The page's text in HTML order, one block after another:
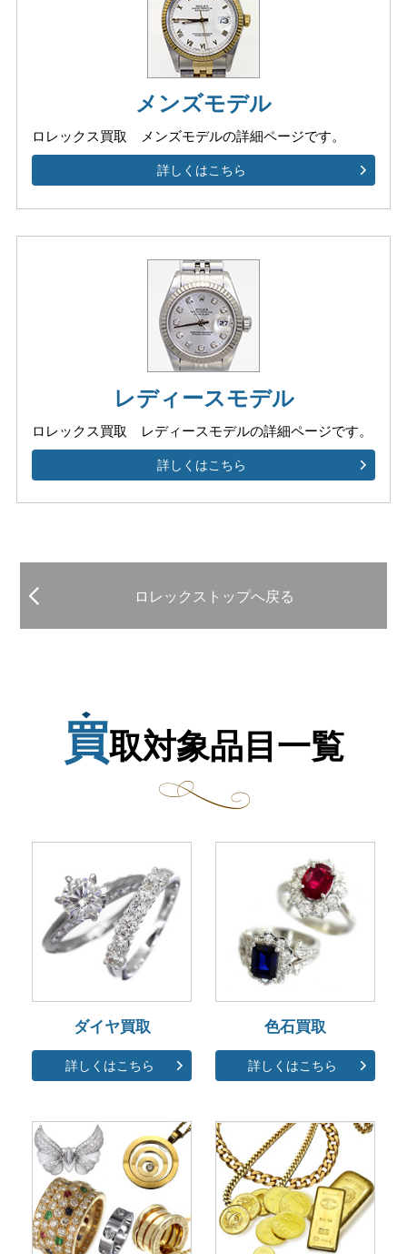
メンズモデル
ロレックス買取 メンズモデルの詳細ページです。
詳しくはこちら
レディースモデル
ロレックス買取 レディースモデルの詳細ページです。
詳しくはこちら
ロレックストップへ戻る
買取対象品目一覧
ダイヤ買取
詳しくはこちら
色石買取
詳しくはこちら